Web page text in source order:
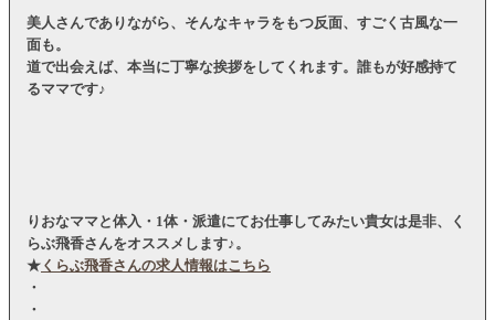
美人さんでありながら、そんなキャラをもつ反面、すごく古風な一
面も。
道で出会えば、本当に丁寧な挨拶をしてくれます。誰もが好感持て
るママです♪
りおなママと体入・1体・派遣にてお仕事してみたい貴女は是非、く
らぶ飛香さんをオススメします♪。
★ くらぶ飛香さんの求人情報はこちら
・
・